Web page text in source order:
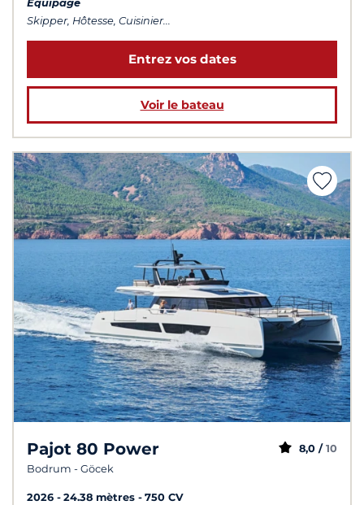
Équipage
Skipper, Hôtesse, Cuisinier...
Entrez vos dates
Voir le bateau
Pajot 80 Power
Bodrum - Göcek
8,0 / 10
2026 24.38 mètres
750 CV